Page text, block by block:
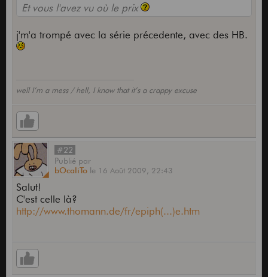
Et vous l'avez vu où le prix
j'm'a trompé avec la série précedente, avec des HB.
well I’m a mess / hell, I know that it’s a crappy excuse
#22
Publié par
bOcaliTo le 16 Août 2009, 22:43
Salut!
C'est celle là?
http://www.thomann.de/fr/epiph(...)e.htm